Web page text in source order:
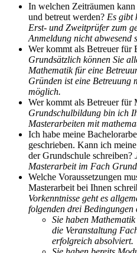
In welchen Zeiträumen
und betreut werden? Es gibt
Erst- und Zweitprüfer zum
Anmeldung nicht abwesend
Wer kommt als Betreuer für
Grundsätzlich können Sie
Mathematik für eine
Gründen ist eine Betreuung
möglich.
Wer kommt als Betreuer für
Grundschulbildung bin ich
Masterarbeiten mit
Ich habe meine
geschrieben. Kann ich
der Grundschule schreiben?
Masterarbeit im Fach
Welche Voraussetzungen
Masterarbeit bei Ihnen
Vorkenntnisse geht es
folgenden drei Bedingungen
Sie haben
die Veranstaltung
erfolgreich absolviert.